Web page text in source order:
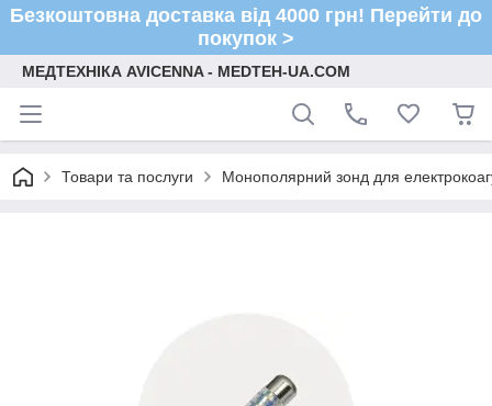
Безкоштовна доставка від 4000 грн! Перейти до
покупок >
МЕДТЕХНІКА AVICENNA - MEDTEH-UA.COM
Товари та послуги Монополярний зонд для